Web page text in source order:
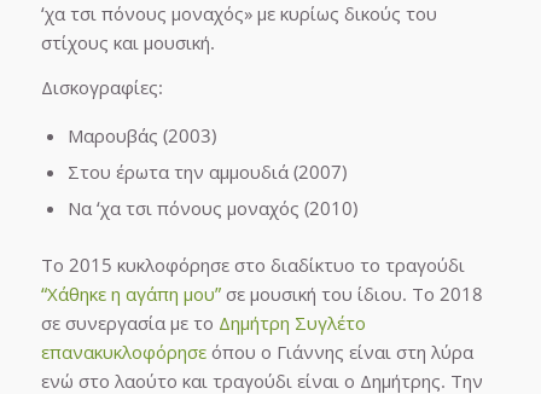
‘χα τσι πόνους μοναχός» με κυρίως δικούς του
στίχους και μουσική.
Δισκογραφίες:
Μαρουβάς (2003)
Στου έρωτα την αμμουδιά (2007)
Να ‘χα τσι πόνους μοναχός (2010)
Το 2015 κυκλοφόρησε στο διαδίκτυο το τραγούδι
“Χάθηκε η αγάπη μου”σε μουσική του ίδιου. Το 2018
σε συνεργασία με το Δημήτρη Συγλέτο
επανακυκλοφόρησεόπου ο Γιάννης είναι στη λύρα
ενώ στο λαούτο και τραγούδι είναι ο Δημήτρης. Την